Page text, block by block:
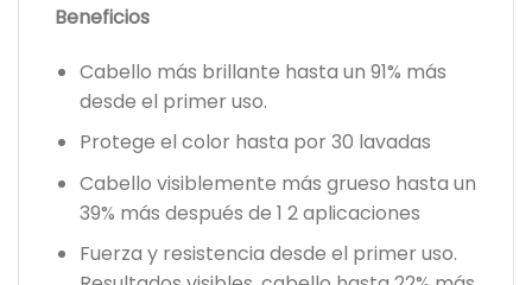
Beneficios
Cabello más brillante hasta un 91% más
desde el primer uso.
Protege el color hasta por 30 lavadas
Cabello visiblemente más grueso hasta un
39% más después de 1 2 aplicaciones
Fuerza y resistencia desde el primer uso.